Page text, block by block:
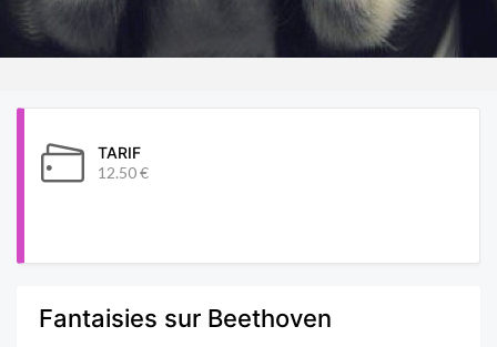
TARIF
12.50 €
Fantaisies sur Beethoven